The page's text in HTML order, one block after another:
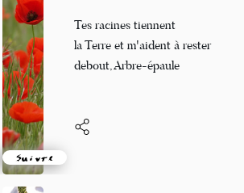
Suivre
Tes racines tiennent
la Terre et m'aident à rester
debout, Arbre-épaule